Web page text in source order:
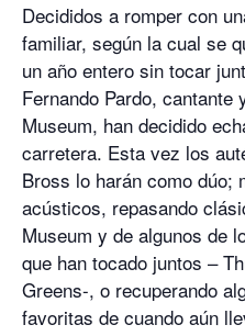
at
s
A
p
p
Decididos a romper con
familiar, según la cual se
un año entero sin tocar
Fernando Pardo, cantante
Museum, han decidido
carretera. Esta vez los
Bross lo harán como dúo;
acústicos, repasando
Museum y de algunos de
que han tocado juntos –
Greens-, o recuperando
favoritas de cuando aún